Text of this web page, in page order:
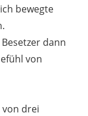
bewegte
dann
von
drei